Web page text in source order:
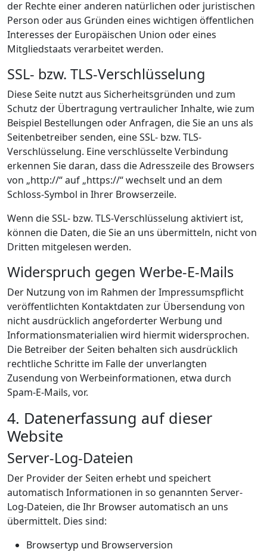
der Rechte einer anderen natürlichen oder juristischen
Person oder aus Gründen eines wichtigen öffentlichen
Interesses der Europäischen Union oder eines
Mitgliedstaats verarbeitet werden.
SSL- bzw. TLS-Verschlüsselung
Diese Seite nutzt aus Sicherheitsgründen und zum
Schutz der Übertragung vertraulicher Inhalte, wie zum
Beispiel Bestellungen oder Anfragen, die Sie an uns als
Seitenbetreiber senden, eine SSL- bzw. TLS-
Verschlüsselung. Eine verschlüsselte Verbindung
erkennen Sie daran, dass die Adresszeile des Browsers
von „http://“ auf „https://“ wechselt und an dem
Schloss-Symbol in Ihrer Browserzeile.
Wenn die SSL- bzw. TLS-Verschlüsselung aktiviert ist,
können die Daten, die Sie an uns übermitteln, nicht von
Dritten mitgelesen werden.
Widerspruch gegen Werbe-E-Mails
Der Nutzung von im Rahmen der Impressumspflicht
veröffentlichten Kontaktdaten zur Übersendung von
nicht ausdrücklich angeforderter Werbung und
Informationsmaterialien wird hiermit widersprochen.
Die Betreiber der Seiten behalten sich ausdrücklich
rechtliche Schritte im Falle der unverlangten
Zusendung von Werbeinformationen, etwa durch
Spam-E-Mails, vor.
4. Datenerfassung auf dieser
Website
Server-Log-Dateien
Der Provider der Seiten erhebt und speichert
automatisch Informationen in so genannten Server-
Log-Dateien, die Ihr Browser automatisch an uns
übermittelt. Dies sind:
Browsertyp und Browserversion